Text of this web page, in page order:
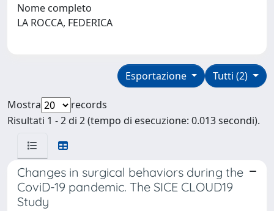
Nome completo
LA ROCCA, FEDERICA
Tutti (2)
Esportazione
Mostra
records
Risultati 1 - 2 di 2 (tempo di esecuzione: 0.013 secondi).
Changes in surgical behaviors during the
CoviD-19 pandemic. The SICE CLOUD19
Study